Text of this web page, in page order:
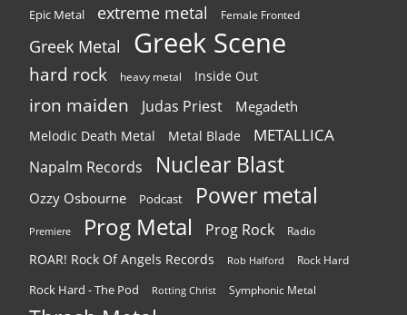
Epic Metal extreme metal Female Fronted
Greek Metal Greek Scene
hard rock heavy metal Inside Out
iron maiden Judas Priest Megadeth
Melodic Death Metal Metal Blade METALLICA
Napalm Records Nuclear Blast
Ozzy Osbourne Podcast Power metal
Premiere Prog Metal Prog Rock Radio
ROAR! Rock Of Angels Records Rob Halford Rock Hard
Rock Hard - The Pod Rotting Christ Symphonic Metal